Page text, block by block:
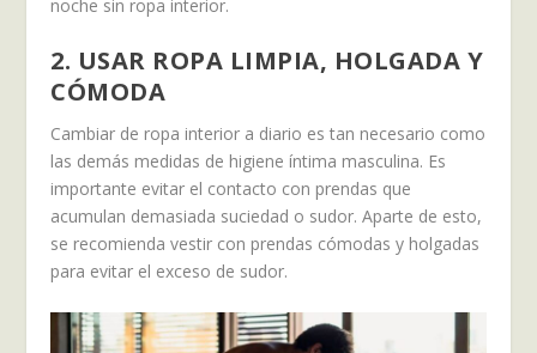
noche sin ropa interior.
2. USAR ROPA LIMPIA, HOLGADA Y
CÓMODA
Cambiar de ropa interior a diario es tan necesario como
las demás medidas de higiene íntima masculina. Es
importante evitar el contacto con prendas que
acumulan demasiada suciedad o sudor. Aparte de esto,
se recomienda vestir con prendas cómodas y holgadas
para evitar el exceso de sudor.